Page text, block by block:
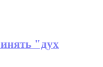
"дух